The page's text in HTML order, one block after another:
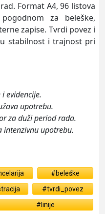
Format A4, 96 listova
za beleške,
zapise. Tvrdi povez i
stabilnost i trajnost pri
evidencije.
upotrebu.
za duži period rada.
intenzivnu upotrebu.
#beleške
#tvrdi_povez
#linije